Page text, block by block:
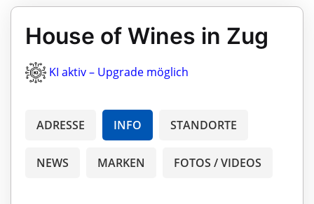
House of Wines in Zug
KI aktiv – Upgrade möglich
ADRESSE INFO STANDORTE
NEWS MARKEN FOTOS / VIDEOS